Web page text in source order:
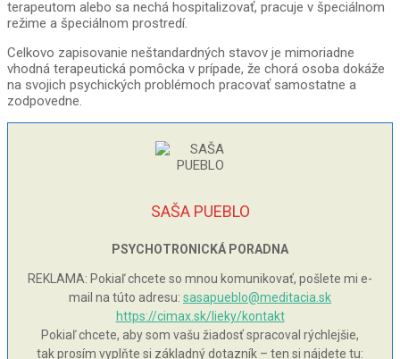
terapeutom alebo sa nechá hospitalizovať, pracuje v špeciálnom
režime a špeciálnom prostredí.
Celkovo zapisovanie neštandardných stavov je mimoriadne
vhodná terapeutická pomôcka v prípade, že chorá osoba dokáže
na svojich psychických problémoch pracovať samostatne a
zodpovedne.
SAŠA PUEBLO
PSYCHOTRONICKÁ PORADNA
REKLAMA: Pokiaľ chcete so mnou komunikovať, pošlete mi e-
mail na túto adresu: sasapueblo@meditacia.sk
https://cimax.sk/lieky/kontakt
Pokiaľ chcete, aby som vašu žiadosť spracoval rýchlejšie,
tak prosím vyplňte si základný dotazník – ten si nájdete tu: